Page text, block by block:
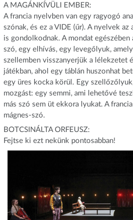
A MAGÁNKÍVÜLI EMBER:
A francia nyelvben van egy ragyogó
szónak, és ez a VIDE (űr). A nyelvek az
is gondolkodnak. A mondat egészében
szó, egy elhívás, egy levegőlyuk,
szellemben visszanyerjük a lélekzetet
játékban, ahol egy táblán huszonhat
egy üres kocka körül. Egy
mozgást: egy semmi, ami lehetővé
más szó sem üt ekkora lyukat. A
mágnes-szó.
BOTCSINÁLTA ORFEUSZ:
Fejtse ki ezt nekünk pontosabban!